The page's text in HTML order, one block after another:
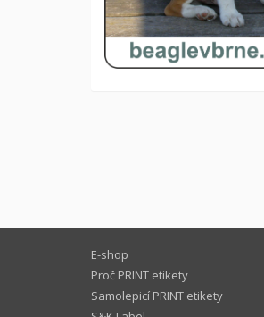
E-shop
Proč PRINT etikety
Samolepicí PRINT etikety